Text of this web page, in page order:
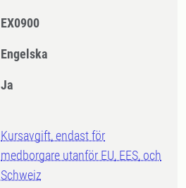
EX0900
Engelska
Ja
Kursavgift, endast för
medborgare utanför EU, EES, och
Schweiz